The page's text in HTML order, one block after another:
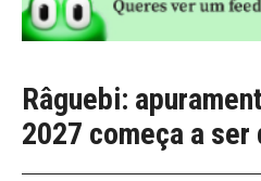
Râguebi:
2027 começa a